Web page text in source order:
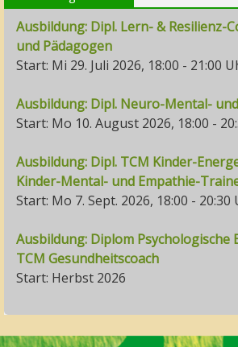
Ausbildung: Dipl. Lern- & Resilienz-
und Pädagogen
Start: Mi 29. Juli 2026, 18:00 - 21:00
Ausbildung: Dipl. Neuro-Mental-
Start: Mo 10. August 2026, 18:00 -
Ausbildung: Dipl. TCM Kinder-
Kinder-Mental- und Empathie-
Start: Mo 7. Sept. 2026, 18:00 - 20:30
Ausbildung: Diplom Psychologische
TCM Gesundheitscoach
Start: Herbst 2026